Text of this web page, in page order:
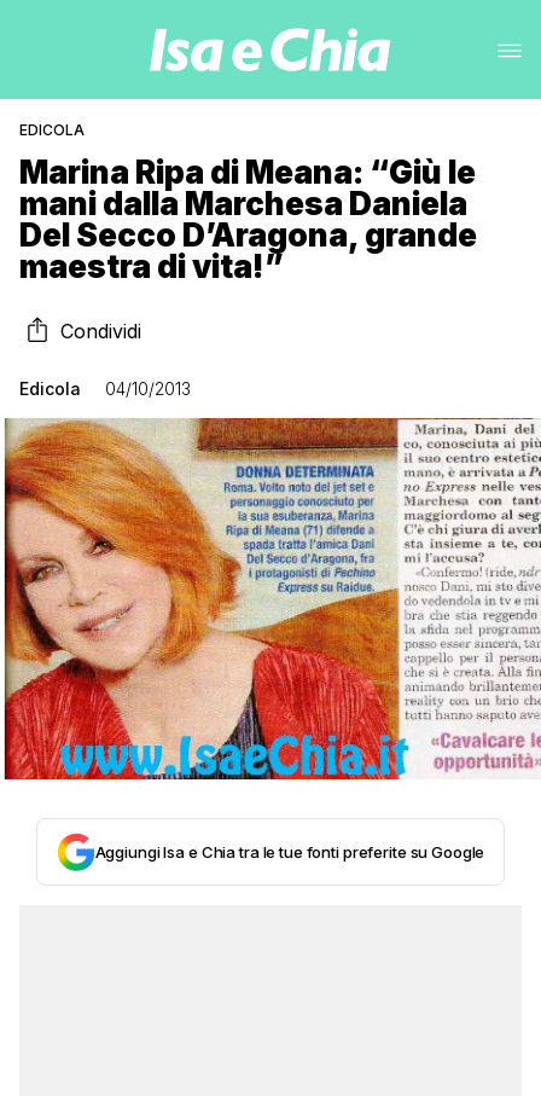
EDICOLA
Marina Ripa di Meana: “Giù le
mani dalla Marchesa Daniela
Del Secco D’Aragona, grande
maestra di vita!”
Condividi
Edicola 04/10/2013
Aggiungi Isa e Chia tra le tue fonti preferite su Google